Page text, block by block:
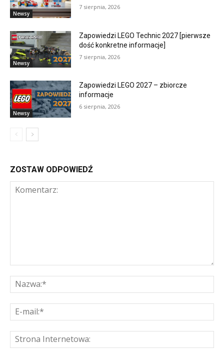
Newsy
7 sierpnia, 2026
Newsy
Zapowiedzi LEGO Technic 2027 [pierwsze
dość konkretne informacje]
7 sierpnia, 2026
Newsy
Zapowiedzi LEGO 2027 – zbiorcze
informacje
6 sierpnia, 2026
ZOSTAW ODPOWIEDŹ